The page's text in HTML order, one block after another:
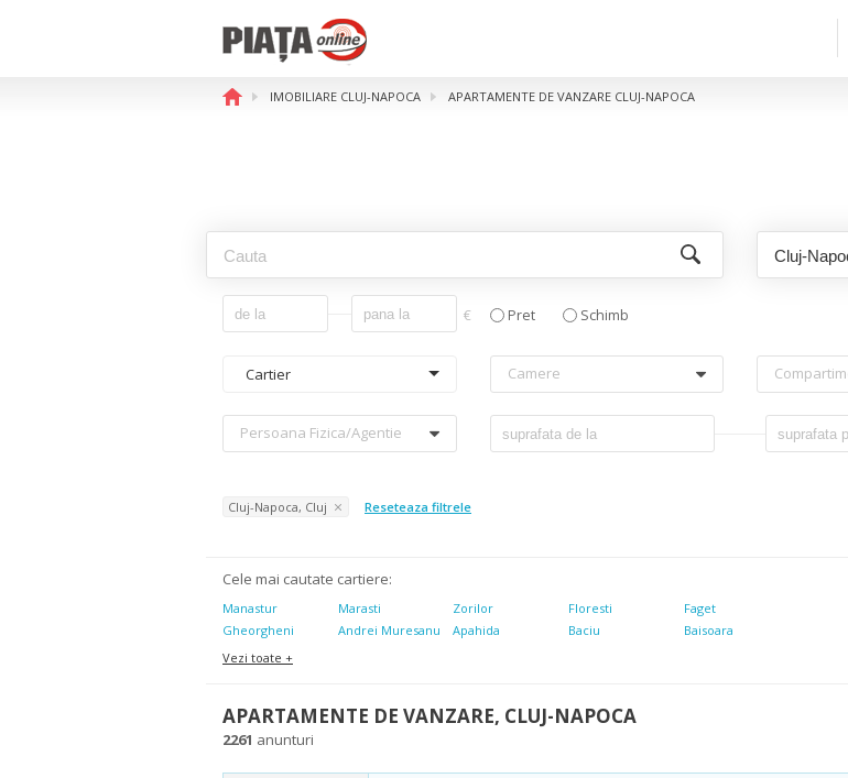
IMOBILIARE CLUJ-NAPOCA APARTAMENTE DE VANZARE CLUJ-NAPOCA
€ Pret Schimb
Cartier Camere
Persoana Fizica/agentie
Cluj-Napoca, Cluj Reseteaza filtrele
Cele mai cautate cartiere:
Manastur Marasti Zorilor Floresti
Faget
Gheorgheni
Andrei Muresanu Apahida Baciu
Baisoara
Vezi toate +
APARTAMENTE DE VANZARE, CLUJ-NAPOCA
2261 anunturi